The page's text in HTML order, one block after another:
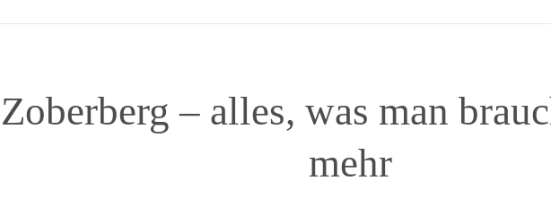
– alles, was man
mehr